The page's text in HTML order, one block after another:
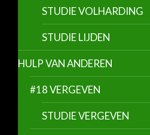
STUDIE VOLHARDING
STUDIE LIJDEN
HULP VAN ANDEREN
#18 VERGEVEN
STUDIE VERGEVEN